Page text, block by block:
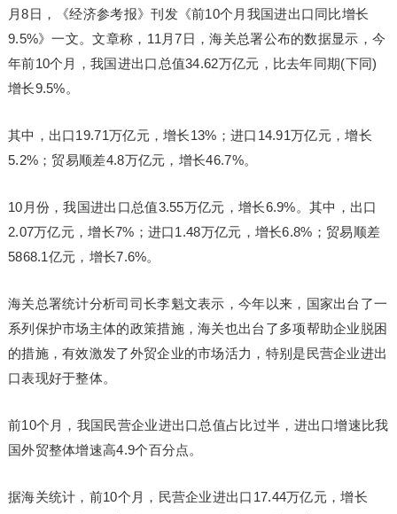
月8日，《经济参考报》刊发《前10个月我国进出口同比增长
9.5%》一文。文章称，11月7日，海关总署公布的数据显示，今
年前10个月，我国进出口总值34.62万亿元，比去年同期(下同)
增长9.5%。
其中，出口19.71万亿元，增长13%；进口14.91万亿元，增长
5.2%；贸易顺差4.8万亿元，增长46.7%。
10月份，我国进出口总值3.55万亿元，增长6.9%。其中，出口
2.07万亿元，增长7%；进口1.48万亿元，增长6.8%；贸易顺差
5868.1亿元，增长7.6%。
海关总署统计分析司司长李魁文表示，今年以来，国家出台了一
系列保护市场主体的政策措施，海关也出台了多项帮助企业脱困
的措施，有效激发了外贸企业的市场活力，特别是民营企业进出
口表现好于整体。
前10个月，我国民营企业进出口总值占比过半，进出口增速比我
国外贸整体增速高4.9个百分点。
据海关统计，前10个月，民营企业进出口17.44万亿元，增长